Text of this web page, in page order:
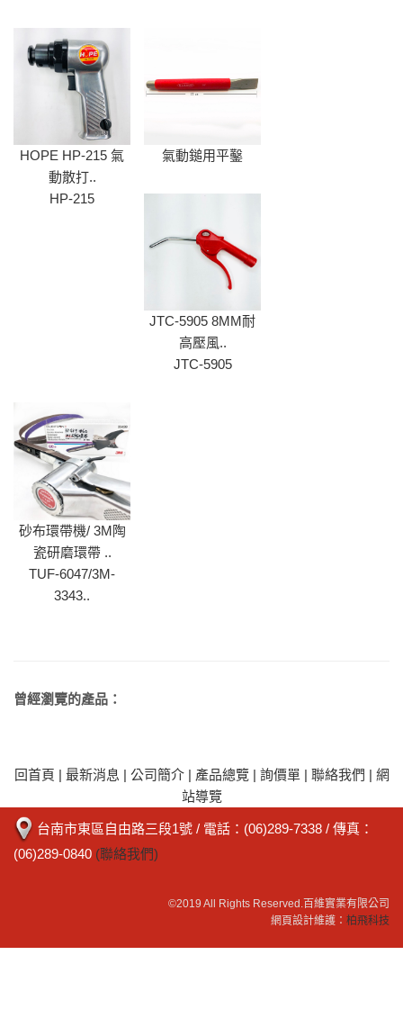
HOPE HP-215 氣
動散打..
HP-215
氣動鎚用平鑿
JTC-5905 8MM耐
高壓風..
JTC-5905
砂布環帶機/ 3M陶
瓷研磨環帶 ..
TUF-6047/3M-
3343..
曾經瀏覽的產品：
回首頁 | 最新消息 | 公司簡介| 產品總覽| 詢價單 | 聯絡我們 | 網
站導覽
台南市東區自由路三段1號 / 電話： (06)289-7338 / 傳真：
(06)289-0840 (聯絡我們)
©2019 All Rights Reserved. 百維實業有限公司
網頁設計維護： 柏飛科技